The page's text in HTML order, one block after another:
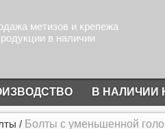
метизов и крепежа
в наличии
В НАЛИЧИИ
/ Болты с уменьшенной